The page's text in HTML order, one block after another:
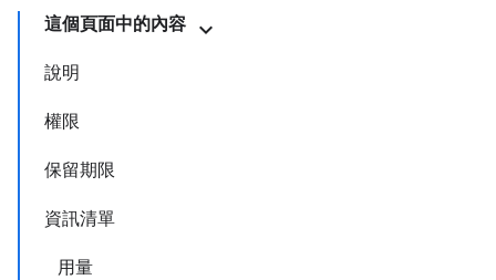
這個頁面中的內容
說明
權限
保留期限
資訊清單
用量